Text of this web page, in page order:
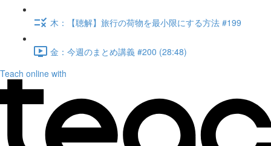
木：【聴解】旅行の荷物を最小限にする方法 #199
金：今週のまとめ講義 #200 (28:48)
Teach online with